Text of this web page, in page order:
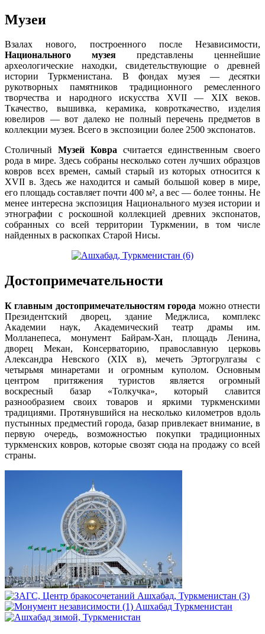
Музеи
Взалах нового, построенного после Независимости,
Национального музея представлены ценнейшие
археологические находки, свидетельствующие о древней
истории Туркменистана. В фондах музея — десятки
рукотворных памятников традиционного ремесленного
творчества и народного искусства XVII — XIX веков.
Ткачество, вышивка, керамика, ковроткачество, изделия
ювелиров — вот далеко не полный перечень предметов в
коллекции музея. Всего в экспозиции более 2500 экспонатов.
Столичный Музей Ковра считается единственным своего
рода в мире. Здесь собраны несколько сотен лучших образцов
ковров всех времен, самый старый из которых относится к
XVII в. Здесь же находится и самый большой ковер в мире,
его площадь составляет почти 400 м², а вес — более тонны. Не
менее интересна экспозиция Национального музея истории и
этнографии с роскошной коллекцией древних экспонатов,
собранных со всей территории Туркмении, в том числе
найденных в раскопках Старой Нисы.
Достопримечательности
К главным достопримечательностям города можно отнести
Президентский дворец, здание Меджлиса, комплекс
Академии наук, Академический театр драмы им.
Молланепеса, монумент Байрам-Хан, площадь Ленина,
дворец Мекан, Консерваторию, православную церковь
Александра Невского (XIX в), мечеть Эртогрулгазы с
четырьмя минаретами и огромным куполом. Основным
центром притяжения туристов является огромный
воскресный базар «Толкучка», который славится
разнообразием своих товаров и яркими туркменскими
традициями. Протянувшийся на несколько километров вдоль
пустынных предместий города, базар привлекает внимание, в
первую очередь, возможностью покупки традиционных
туркменских ковров, которые свозят сюда на продажу со всей
страны.